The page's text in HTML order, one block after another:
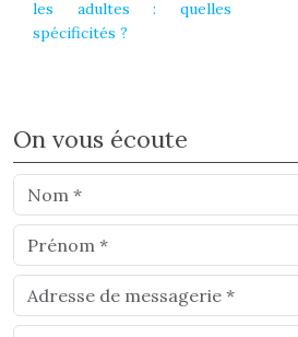
les adultes : quelles
spécificités ?
On vous écoute